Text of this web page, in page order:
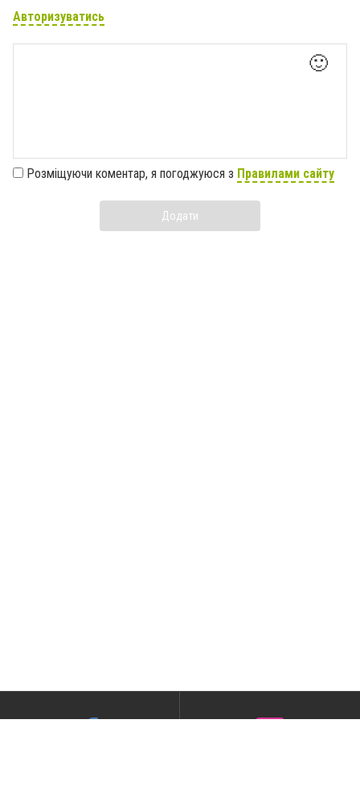
Авторизуватись
🙂
Розміщуючи коментар, я погоджуюся з Правилами сайту
Додати